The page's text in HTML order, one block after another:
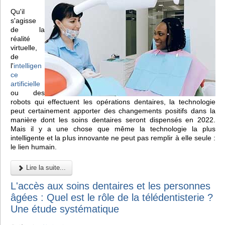
Qu'il
s'agisse
de la
réalité
virtuelle,
de
l'intelligen
ce
artificielle
ou des
robots qui effectuent les opérations dentaires, la technologie
peut certainement apporter des changements positifs dans la
manière dont les soins dentaires seront dispensés en 2022.
Mais il y a une chose que même la technologie la plus
intelligente et la plus innovante ne peut pas remplir à elle seule :
le lien humain.
Lire la suite...
L'accès aux soins dentaires et les personnes
âgées : Quel est le rôle de la télédentisterie ?
Une étude systématique